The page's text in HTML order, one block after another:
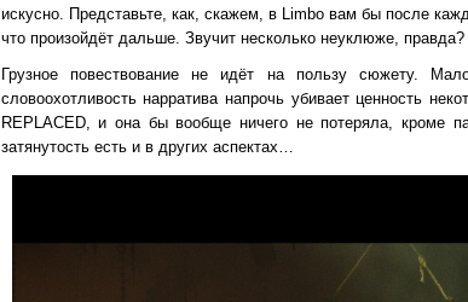
искусно. Представьте, как, скажем, в Limbo вам бы после
что произойдёт дальше. Звучит несколько неуклюже,
Грузное повествование не идёт на пользу сюжету.
словоохотливость нарратива напрочь убивает ценность
REPLACED, и она бы вообще ничего не потеряла, кроме
затянутость есть и в других аспектах…